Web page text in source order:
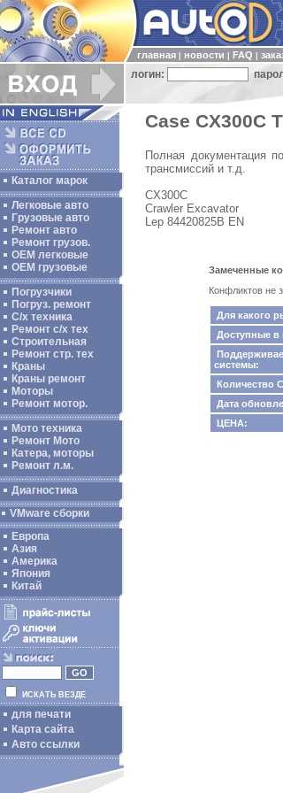
главная новости FAQ
логин:
Каталог марок
Легковые авто
Грузовые авто
Ремонт авто
Ремонт грузов.
ОЕМ легковые
OEM грузовые
Погрузчики
Погруз. ремонт
С/х техника
Ремонт с/х тех
Строительная
Ремонт стр. тех
Краны
Краны ремонт
Моторы
Ремонт мотор.
Мото техника
Ремонт Мото
Катера, моторы
Ремонт л.м.
Диагностика
VMware сборки
Европа
Азия
Америка
Япония
Китай
ИСКАТЬ ВЕЗДЕ
для печати
Карта сайта
Авто ссылки
Case CX300C
Полная документация
трансмиссий и т.д.
CX300C
Crawler Excavator
Lep 84420825B EN
Замеченные
Конфликтов не
Для какого
Доступные в
системы:
Количество
Дата
ЦЕНА: